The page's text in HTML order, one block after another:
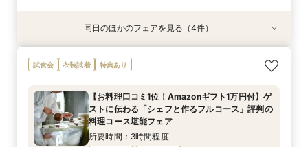
衣装試着 特典あり
8/19(水)
【初めての見学に】結婚式のダンドリまるわかり
～ビギナーズフェア～《無料試食》×《Amazon
所要時間：3時間程度
11:00〜
13:00〜
15:00〜
17:00〜
衣装試着 特典あり
8/19(水)
【何も決まってなくてもOK】まずはフェアに参
加してみよう！感動挙式体験×邸宅ウエディング
付き
所要時間：3時間程度
11:00〜
13:00〜
15:00〜
17:00〜
衣装試着 特典あり
8/19(水)
【6名～OK◎話題の少人数結婚式】オリジナリ
ティ×安心相談会×お得プラン《無料試食》
所要時間：3時間程度
11:00〜
13:00〜
15:00〜
17:00〜
衣装試着 特典あり
8/19(水)
【マタニティ&パパママ婚限定プラン＆特典有
り】憧れ大聖堂＆緑溢れるガーデンW体験＆贅沢
所要時間：3時間程度
11:00〜
13:00〜
15:00〜
17:00〜
同日のほかのフェアを見る（4件）
試食会 衣装試着 特典あり
【お料理口コミ1位！Amazonギフト1万円付】ゲ
ストに伝わる「シェフと作るフルコース」評判の
料理コース堪能フェア
所要時間：3時間程度